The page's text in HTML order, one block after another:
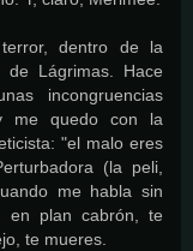
dentro de la
de Lágrimas. Hace
incongruencias
me quedo con la
"el malo eres
(la peli,
me habla sin
en plan cabrón, te
te mueres.